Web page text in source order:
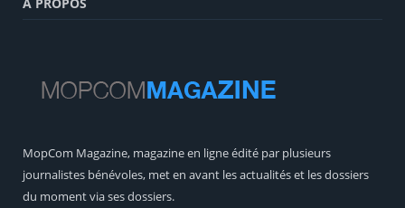
A PROPOS
MopCom Magazine, magazine en ligne édité par plusieurs
journalistes bénévoles, met en avant les actualités et les dossiers
du moment via ses dossiers.